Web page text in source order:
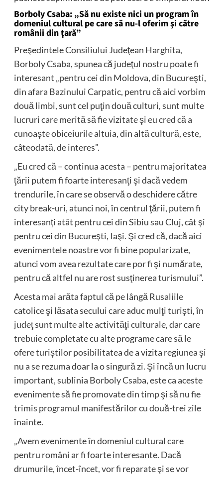
Borboly Csaba: „Să nu existe nici un program în
domeniul cultural pe care să nu-l oferim şi către
românii din ţară”
Preşedintele Consiliului Judeţean Harghita,
Borboly Csaba, spunea că judeţul nostru poate fi
interesant „pentru cei din Moldova, din Bucureşti,
din afara Bazinului Carpatic, pentru că aici vorbim
două limbi, sunt cel puţin două culturi, sunt multe
lucruri care merită să fie vizitate şi eu cred că a
cunoaşte obiceiurile altuia, din altă cultură, este,
câteodată, de interes”.
„Eu cred că – continua acesta – pentru majoritatea
ţării putem fi foarte interesanţi şi dacă vedem
trendurile, în care se observă o deschidere către
city break-uri, atunci noi, în centrul ţării, putem fi
interesanţi atât pentru cei din Sibiu sau Cluj, cât şi
pentru cei din Bucureşti, Iaşi. Şi cred că, dacă aici
evenimentele noastre vor fi bine popularizate,
atunci vom avea rezultate care por fi şi numărate,
pentru că altfel nu are rost susţinerea turismului”.
Acesta mai arăta faptul că pe lângă Rusaliile
catolice şi lăsata secului care aduc mulţi turişti, în
judeţ sunt multe alte activităţi culturale, dar care
trebuie completate cu alte programe care să le
ofere turiştilor posibilitatea de a vizita regiunea şi
nu a se rezuma doar la o singură zi. Şi încă un lucru
important, sublinia Borboly Csaba, este ca aceste
evenimente să fie promovate din timp şi să nu fie
trimis programul manifestărilor cu două-trei zile
înainte.
„Avem evenimente în domeniul cultural care
pentru români ar fi foarte interesante. Dacă
drumurile, încet-încet, vor fi reparate şi se vor